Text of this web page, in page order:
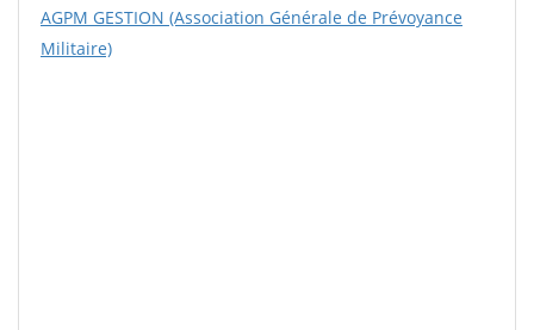
AGPM GESTION (Association Générale de Prévoyance
Militaire)